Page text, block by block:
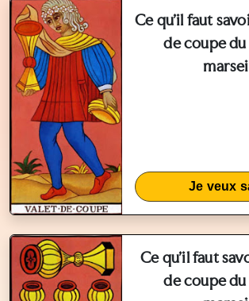
Ce qu'il faut
de coupe
Je veux
Ce qu'il faut
de coupe